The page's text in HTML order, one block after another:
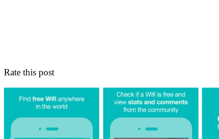
Rate this post